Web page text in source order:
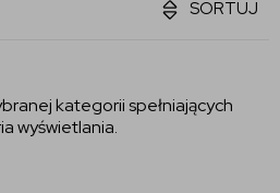
SORTUJ
kategorii spełniających
wyświetlania.